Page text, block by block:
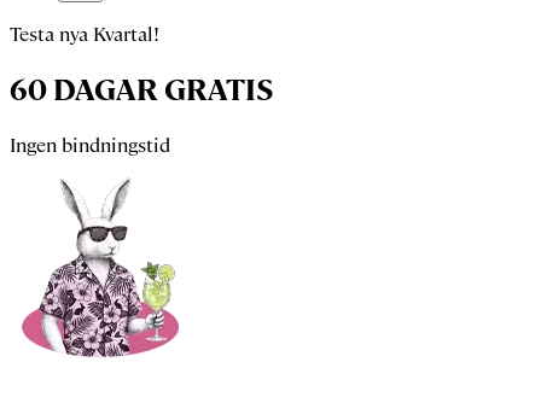
Testa nya Kvartal!
60 DAGAR GRATIS
Ingen bindningstid